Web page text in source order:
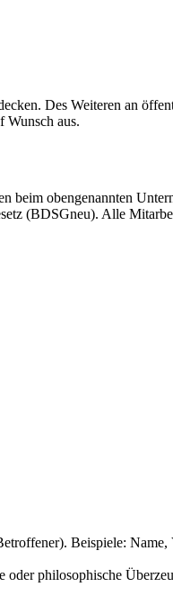
Des Weiteren an
Wunsch aus.
obengenannten
(BDSGneu). Alle
Beispiele:
philosophische